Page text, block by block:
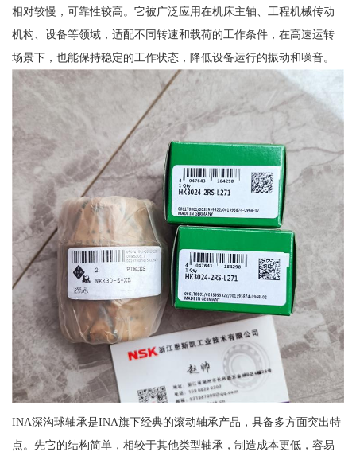
相对较慢，可靠性较高。它被广泛应用在机床主轴、工程机械传动
机构、设备等领域，适配不同转速和载荷的工作条件，在高速运转
场景下，也能保持稳定的工作状态，降低设备运行的振动和噪音。
INA深沟球轴承是INA旗下经典的滚动轴承产品，具备多方面突出特
点。先它的结构简单，相较于其他类型轴承，制造成本更低，容易